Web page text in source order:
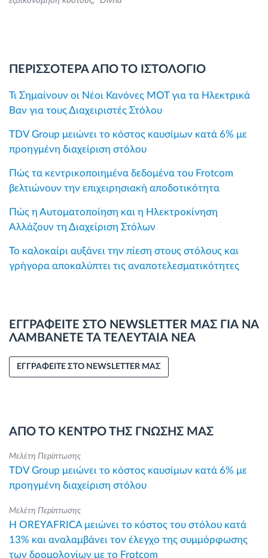
ΠΕΡΙΣΣΟΤΕΡΑ ΑΠΟ ΤΟ ΙΣΤΟΛΟΓΙΟ
Τι Σημαίνουν οι Νέοι Κανόνες MOT για τα Ηλεκτρικά
Βαν για τους Διαχειριστές Στόλου
TDV Group μειώνει το κόστος καυσίμων κατά 6% με
προηγμένη διαχείριση στόλου
Πώς τα κεντρικοποιημένα δεδομένα του Frotcom
βελτιώνουν την επιχειρησιακή αποδοτικότητα
Πώς η Αυτοματοποίηση και η Ηλεκτροκίνηση
Αλλάζουν τη Διαχείριση Στόλων
Το καλοκαίρι αυξάνει την πίεση στους στόλους και
γρήγορα αποκαλύπτει τις αναποτελεσματικότητες
ΕΓΓΡΑΦΕΙΤΕ ΣΤΟ NEWSLETTER ΜΑΣ ΓΙΑ ΝΑ
ΛΑΜΒΑΝΕΤΕ ΤΑ ΤΕΛΕΥΤΑΙΑ ΝΕΑ
ΕΓΓΡΑΦΕΙΤΕ ΣΤΟ NEWSLETTER ΜΑΣ
ΑΠΟ ΤΟ ΚΕΝΤΡΟ ΤΗΣ ΓΝΩΣΗΣ ΜΑΣ
Μελέτη Περίπτωσης
TDV Group μειώνει το κόστος καυσίμων κατά 6% με
προηγμένη διαχείριση στόλου
Μελέτη Περίπτωσης
Η OREYAFRICA μειώνει το κόστος του στόλου κατά
13% και αναλαμβάνει τον έλεγχο της συμμόρφωσης
των δρομολογίων με το Frotcom